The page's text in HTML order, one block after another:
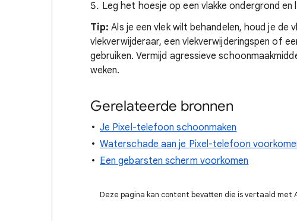
Leg het hoesje op een vlakke ondergrond
Tip: Als je een vlek wilt behandelen, houd je de
vlekverwijderaar, een vlekverwijderingspen of
gebruiken. Vermijd agressieve
weken.
Gerelateerde bronnen
Je Pixel-telefoon schoonmaken
Waterschade aan je Pixel-telefoon
Een gebarsten scherm voorkomen
Deze pagina kan content bevatten die is vertaald